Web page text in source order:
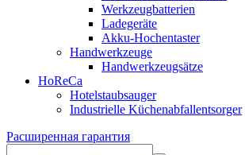
Werkzeugbatterien
Ladegeräte
Akku-Hochentaster
Handwerkzeuge
Handwerkzeugsätze
HoReCa
Hotelstaubsauger
Industrielle Küchenabfallentsorger
Расширенная гарантия